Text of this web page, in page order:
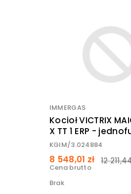
IMMERGAS
Kocioł VICTRIX
X TT 1 ERP -
KGIM/3.024884
8 548,01 zł
Cena brutto
12
Brak